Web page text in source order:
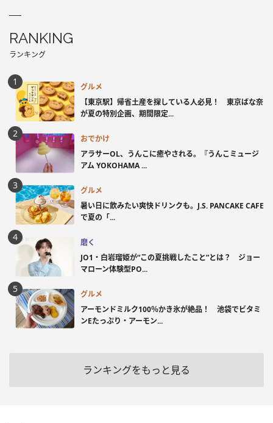
RANKING
ランキング
グルメ
【東京駅】帰省土産を探している人必見！ 東京ばな奈
が夏の特別企画、期間限定...
おでかけ
アラサーOL、うんこに癒やされる。『うんこミュージ
アム YOKOHAMA ...
グルメ
暑い日に飲みたい爽快ドリンクも。J.S. PANCAKE CAFE
で夏の「...
磨く
JO1・白岩瑠姫が“この夏挑戦したこと”とは？ ジョー
マローン体験型PO...
グルメ
アーモンドミルク100％かき氷が絶品！ 池袋でビタミ
ンEたっぷり・アーモン...
ランキングをもっと見る